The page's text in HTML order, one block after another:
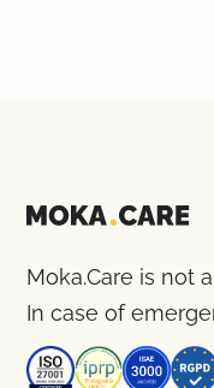
Moka.Care is not
In case of